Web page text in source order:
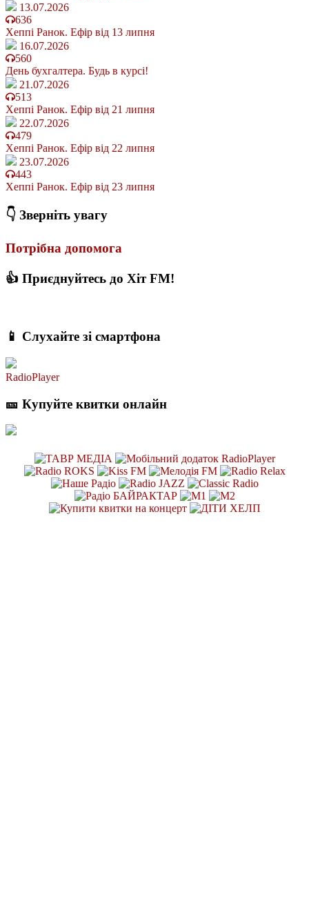
13.07.2026
636
Хеппі Ранок. Ефір від 13 липня
16.07.2026
560
День бухгалтера. Будь в курсі!
21.07.2026
513
Хеппі Ранок. Ефір від 21 липня
22.07.2026
479
Хеппі Ранок. Ефір від 22 липня
23.07.2026
443
Хеппі Ранок. Ефір від 23 липня
👇 Зверніть увагу
Потрібна допомога
👍 Приєднуйтесь до Хіт FM!
📱 Слухайте зі смартфона
RadioPlayer
🎫 Купуйте квитки онлайн